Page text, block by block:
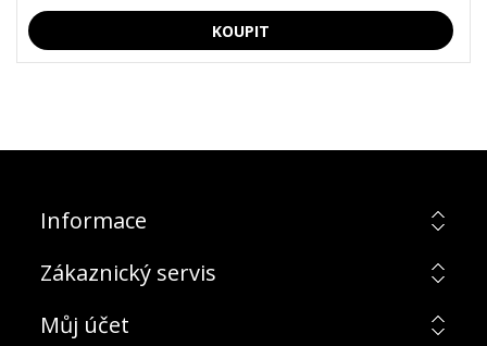
Informace
Zákaznický servis
Můj účet